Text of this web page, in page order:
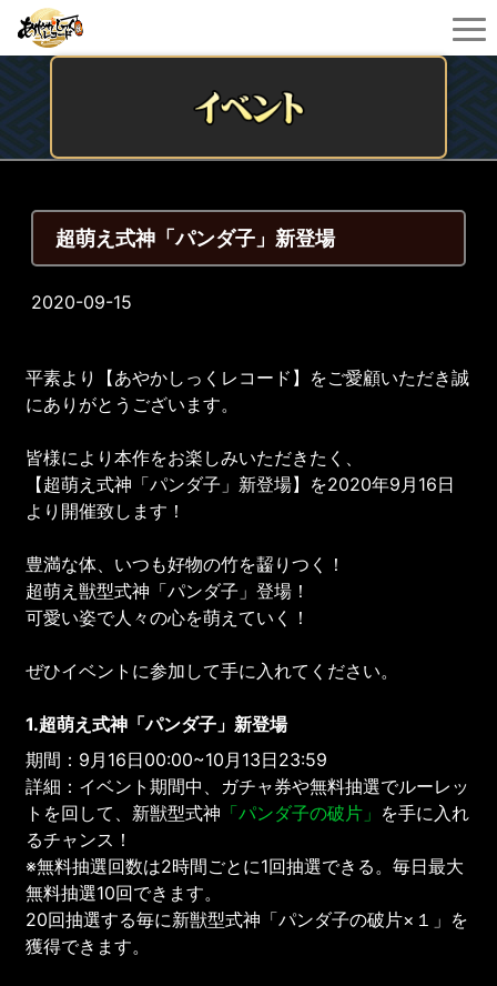
超萌え式神「パンダ子」新登場
2020-09-15
平素より【あやかしっくレコード】をご愛顧いただき誠
にありがとうございます。
皆様により本作をお楽しみいただきたく、
【超萌え式神「パンダ子」新登場】を2020年9月16日
より開催致します！
豊満な体、いつも好物の竹を齧りつく！
超萌え獣型式神「パンダ子」登場！
可愛い姿で人々の心を萌えていく！
ぜひイベントに参加して手に入れてください。
1.超萌え式神「パンダ子」新登場
期間：9月16日00:00~10月13日23:59
詳細：イベント期間中、ガチャ券や無料抽選でルーレッ
トを回して、新獣型式神 「パンダ子の破片」 を手に入れ
るチャンス！
※無料抽選回数は2時間ごとに1回抽選できる。毎日最大
無料抽選10回できます。
20回抽選する毎に新獣型式神「パンダ子の破片×１」を
獲得できます。